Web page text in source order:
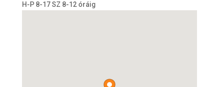
H-P 8-17 SZ 8-12 óráig